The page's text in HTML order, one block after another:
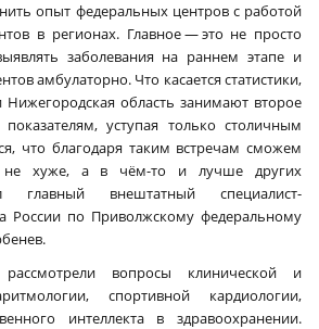
опыт федеральных центров с работой
в регионах. Главное — это не просто
заболевания на раннем этапе и
амбулаторно. Что касается статистики,
область занимают второе
уступая только столичным
что благодаря таким встречам сможем
не хуже, а в чём-то и лучше других
главный внештатный специалист-
России по Приволжскому федеральному
вопросы клинической и
спортивной кардиологии,
интеллекта в здравоохранении.